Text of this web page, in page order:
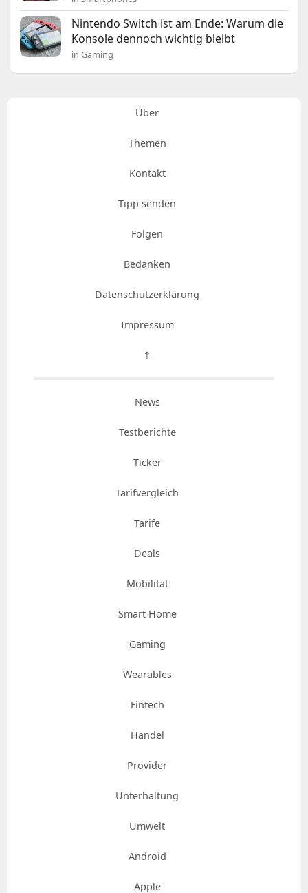
Nintendo Switch ist am Ende: Warum die
Konsole dennoch wichtig bleibt
in Gaming
Über
Themen
Kontakt
Tipp senden
Folgen
Bedanken
Datenschutzerklärung
Impressum
⇡
News
Testberichte
Ticker
Tarifvergleich
Tarife
Deals
Mobilität
Smart Home
Gaming
Wearables
Fintech
Handel
Provider
Unterhaltung
Umwelt
Android
Apple